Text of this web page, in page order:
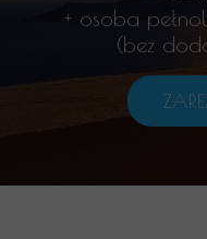
+ osoba
(bez